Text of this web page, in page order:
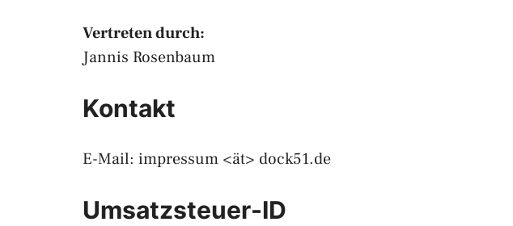
Vertreten durch:
Jannis Rosenbaum
Kontakt
E-Mail: impressum <ät> dock51.de
Umsatzsteuer-ID